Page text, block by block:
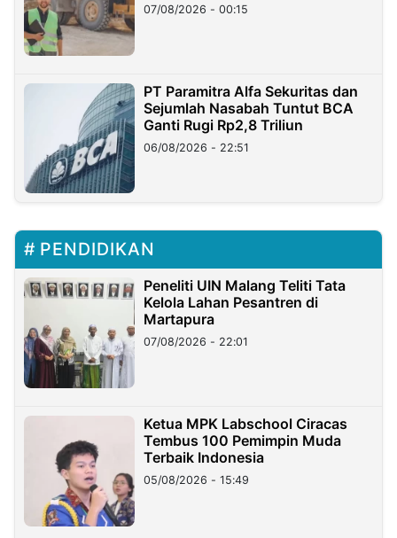
07/08/2026 - 00:15
PT Paramitra Alfa Sekuritas dan
Sejumlah Nasabah Tuntut BCA
Ganti Rugi Rp2,8 Triliun
06/08/2026 - 22:51
PENDIDIKAN
Peneliti UIN Malang Teliti Tata
Kelola Lahan Pesantren di
Martapura
07/08/2026 - 22:01
Ketua MPK Labschool Ciracas
Tembus 100 Pemimpin Muda
Terbaik Indonesia
05/08/2026 - 15:49